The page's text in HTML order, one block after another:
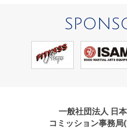
一般社団法人 日
コミッション事務局